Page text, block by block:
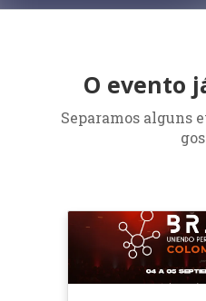
O evento
Separamos alguns